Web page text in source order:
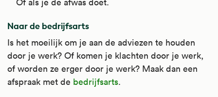
Naar de bedrijfsarts
Is het moeilijk om je aan de adviezen te houden
door je werk? Of komen je klachten door je werk,
of worden ze erger door je werk? Maak dan een
afspraak met de bedrijfsarts.